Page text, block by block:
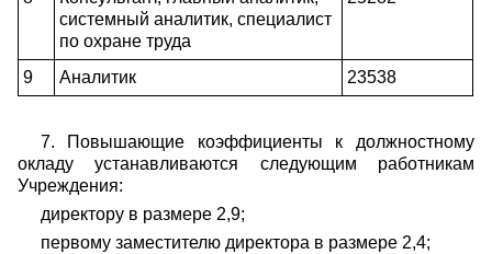
системный аналитик, специалист
по охране труда
9 Аналитик 23538
7. Повышающие коэффициенты к должностному
окладу устанавливаются следующим работникам
Учреждения:
директору в размере 2,9;
первому заместителю директора в размере 2,4;